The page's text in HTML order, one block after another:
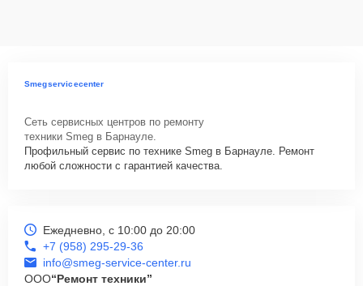
Для запуска процесса ремонта варочной панели Smeg SRV563X
проконсультируют по всем необходимым вопросам, запишут на
диагностику, подскажут с вариантами курьерской доставки или
оформят выезд мастера в удобное время и место.
Smegservicecenter
Сеть сервисных центров по ремонту
техники Smeg в Барнауле.
Профильный сервис по технике Smeg в Барнауле. Ремонт
любой сложности с гарантией качества.
Ежедневно, с 10:00 до 20:00
+7 (958) 295-29-36
info@smeg-service-center.ru
ООО“Ремонт техники”